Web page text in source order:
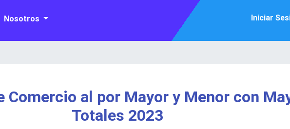
Nosotros Iniciar
Comercio al por Mayor y Menor con
Totales 2023